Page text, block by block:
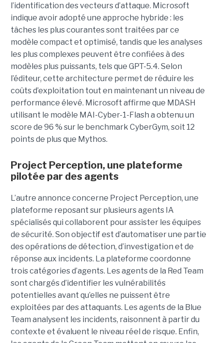
l’identification des vecteurs d’attaque. Microsoft
indique avoir adopté une approche hybride : les
tâches les plus courantes sont traitées par ce
modèle compact et optimisé, tandis que les analyses
les plus complexes peuvent être confiées à des
modèles plus puissants, tels que GPT-5.4. Selon
l’éditeur, cette architecture permet de réduire les
coûts d’exploitation tout en maintenant un niveau de
performance élevé. Microsoft affirme que MDASH
utilisant le modèle MAI-Cyber-1-Flash a obtenu un
score de 96 % sur le benchmark CyberGym, soit 12
points de plus que Mythos.
Project Perception, une plateforme
pilotée par des agents
L’autre annonce concerne Project Perception, une
plateforme reposant sur plusieurs agents IA
spécialisés qui collaborent pour assister les équipes
de sécurité. Son objectif est d’automatiser une partie
des opérations de détection, d’investigation et de
réponse aux incidents. La plateforme coordonne
trois catégories d’agents. Les agents de la Red Team
sont chargés d’identifier les vulnérabilités
potentielles avant qu’elles ne puissent être
exploitées par des attaquants. Les agents de la Blue
Team analysent les incidents, raisonnent à partir du
contexte et évaluent le niveau réel de risque. Enfin,